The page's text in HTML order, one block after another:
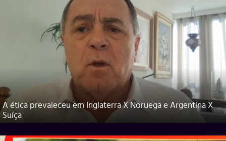
A ética prevaleceu em Inglaterra X Noruega e Argentina X
Suíça